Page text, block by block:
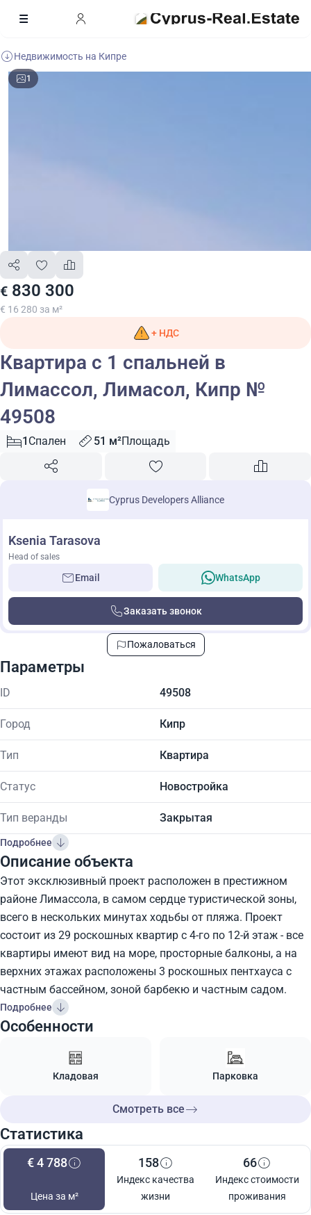
Недвижимость на Кипре
1
€ 830 300
€ 16 280 за м²
+ НДС
Квартира с 1 спальней в
Лимассол, Лимасол, Кипр №
49508
1 Спален 51 м²Площадь
Cyprus Developers Alliance
Ksenia Tarasova
Head of sales
Email WhatsApp
Заказать звонок
Пожаловаться
Параметры
ID 49508
Город Кипр
Тип Квартира
Статус Новостройка
Тип веранды Закрытая
Подробнее
Описание объекта
Этот эксклюзивный проект расположен в престижном
районе Лимассола, в самом сердце туристической зоны,
всего в нескольких минутах ходьбы от пляжа. Проект
состоит из 29 роскошных квартир с 4-го по 12-й этаж - все
квартиры имеют вид на море, просторные балконы, а на
верхних этажах расположены 3 роскошных пентхауса с
частным бассейном, зоной барбекю и частным садом.
Подробнее
Особенности
Кладовая Парковка
Смотреть все
Статистика
€ 4 788
Цена за м²
158
Индекс качества
жизни
66
Индекс стоимости
проживания